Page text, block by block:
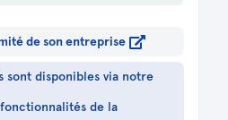
de son entreprise
sont disponibles via notre
de la